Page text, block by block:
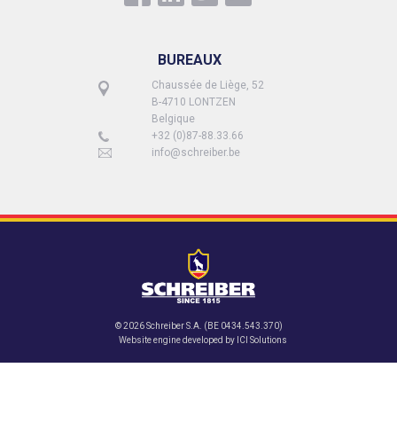
BUREAUX
Chaussée de Liège, 52
B-4710 LONTZEN
Belgique
+32 (0)87-88.33.66
info@schreiber.be
© 2026 Schreiber S.A. (BE 0434.543.370)
Website engine developed by ICI Solutions